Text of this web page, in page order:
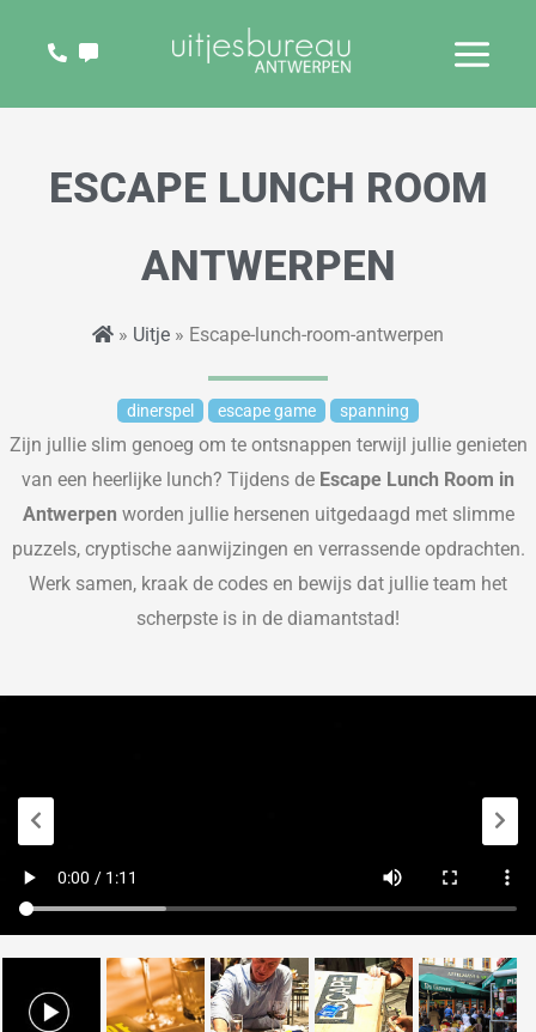
ESCAPE LUNCH ROOM
ANTWERPEN
» Uitje » Escape-lunch-room-antwerpen
dinerspel escape game spanning
Zijn jullie slim genoeg om te ontsnappen terwijl jullie genieten
van een heerlijke lunch? Tijdens de Escape Lunch Room in
Antwerpen worden jullie hersenen uitgedaagd met slimme
puzzels, cryptische aanwijzingen en verrassende opdrachten.
Werk samen, kraak de codes en bewijs dat jullie team het
scherpste is in de diamantstad!